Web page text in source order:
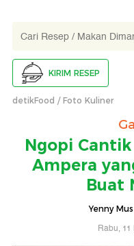
KIRIM RESEP
detikFood Foto Kuliner
Ngopi
Ampera
Buat
Yenny
Rabu,